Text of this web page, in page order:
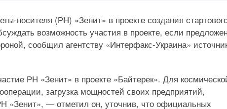
носителя (РН) «Зенит» в проекте создания
возможность участия в проекте, если
сообщил агентству «Интерфакс-Украина»
РН «Зенит» в проекте «Байтерек». Для
загрузка мощностей своих предприятий,
«Зенит», — отметил он, уточнив, что официальных